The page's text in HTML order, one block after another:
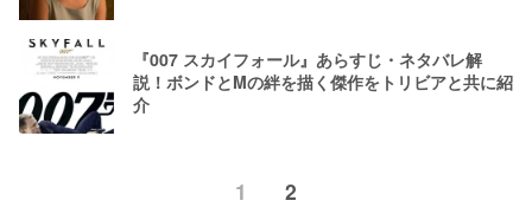
『007 スカイフォール』あらすじ・ネタバレ解
説！ボンドとMの絆を描く傑作をトリビアと共に紹
介
1 2